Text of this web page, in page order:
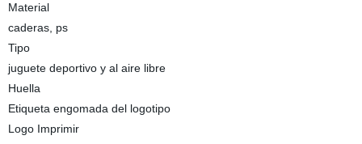
Material
caderas, ps
Tipo
juguete deportivo y al aire libre
Huella
Etiqueta engomada del logotipo
Logo Imprimir